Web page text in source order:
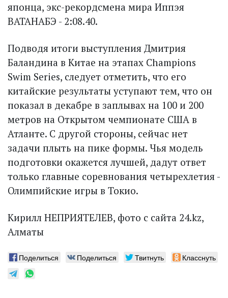
японца, экс-рекордсмена мира Иппэя
ВАТАНАБЭ - 2:08.40.
Подводя итоги выступления Дмитрия
Баландина в Китае на этапах Champions
Swim Series, следует отметить, что его
китайские результаты уступают тем, что он
показал в декабре в заплывах на 100 и 200
метров на Открытом чемпионате США в
Атланте. С другой стороны, сейчас нет
задачи плыть на пике формы. Чья модель
подготовки окажется лучшей, дадут ответ
только главные соревнования четырехлетия -
Олимпийские игры в Токио.
Кирилл НЕПРИЯТЕЛЕВ, фото с сайта 24.kz,
Алматы
Поделиться Поделиться Твитнуть Класснуть